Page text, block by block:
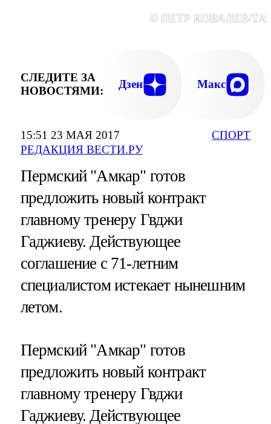
15:51 23 МАЯ 2017
РЕДАКЦИЯ ВЕСТИ.РУ
СПОРТ
© ПЕТР КОВАЛЕВ/
СЛЕДИТЕ ЗА
НОВОСТЯМИ:
Дзен Макс
Пермский "Амкар" готов
предложить новый контракт
главному тренеру Гвджи
Гаджиеву. Действующее
соглашение с 71-летним
специалистом истекает нынешним
летом.
Пермский "Амкар" готов
предложить новый контракт
главному тренеру Гвджи
Гаджиеву. Действующее